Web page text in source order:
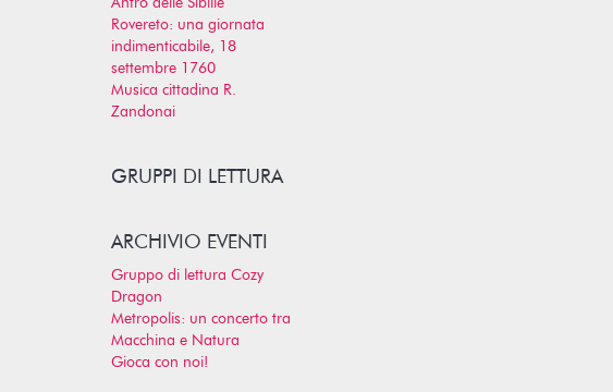
Rovereto: una giornata
indimenticabile, 18
settembre 1760
Musica cittadina R.
Zandonai
GRUPPI DI LETTURA
ARCHIVIO EVENTI
Gruppo di lettura Cozy
Dragon
Metropolis: un concerto tra
Macchina e Natura
Gioca con noi!